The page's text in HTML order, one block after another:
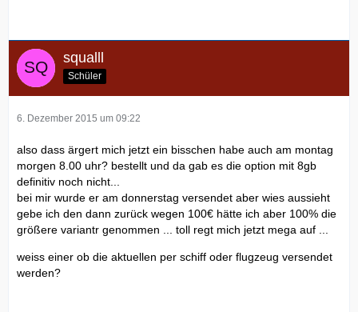
squalll
Schüler
6. Dezember 2015 um 09:22
also dass ärgert mich jetzt ein bisschen habe auch am montag
morgen 8.00 uhr? bestellt und da gab es die option mit 8gb
definitiv noch nicht...
bei mir wurde er am donnerstag versendet aber wies aussieht
gebe ich den dann zurück wegen 100€ hätte ich aber 100% die
größere variantr genommen ... toll regt mich jetzt mega auf ...
weiss einer ob die aktuellen per schiff oder flugzeug versendet
werden?